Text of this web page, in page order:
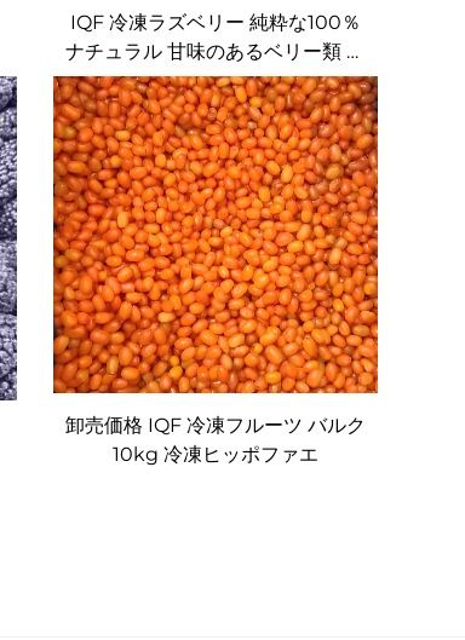
IQF 冷凍ラズベリー 純粋な100％
ナチュラル 甘味のあるベリー類 バ
ルク段ボール 卸売供給
卸売価格 IQF 冷凍フルーツ バルク
10kg 冷凍ヒッポファエ